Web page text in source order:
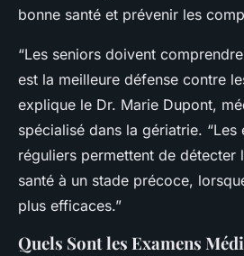
bonne santé et prévenir les
“Les seniors doivent
est la meilleure défense contre
explique le Dr. Marie Dupont,
spécialisé dans la gériatrie. “Les
réguliers permettent de détecter
santé à un stade précoce,
plus efficaces.”
Quels Sont les Examens